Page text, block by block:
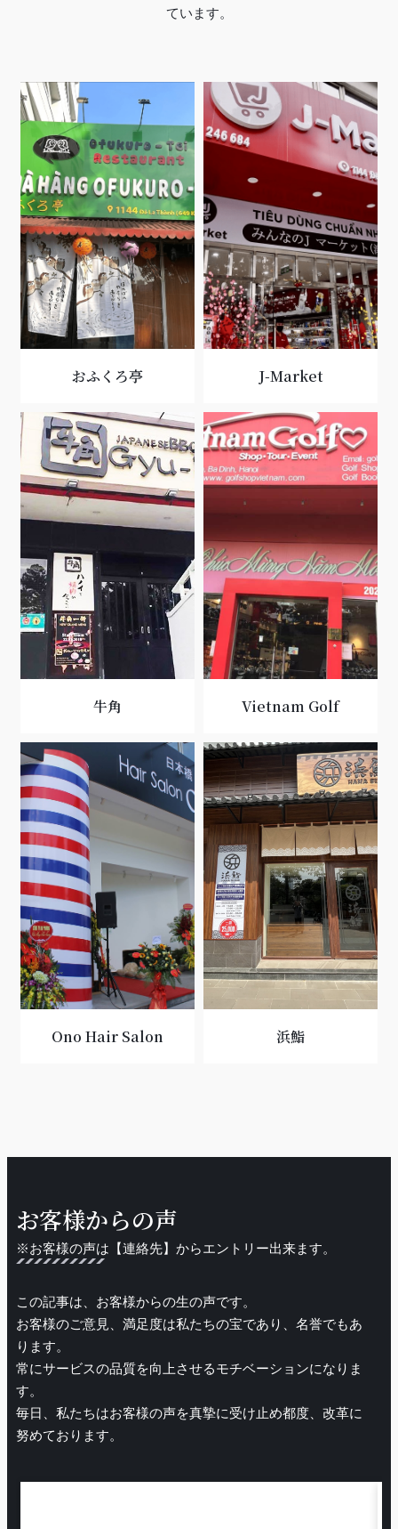
ています。
おふくろ亭 J-Market
牛角 Vietnam Golf
Ono Hair Salon 浜鮨
お客様からの声
※お客様の声は【連絡先】からエントリー出来ます。
この記事は、お客様からの生の声です。
お客様のご意見、満足度は私たちの宝であり、名誉でもあ
ります。
常にサービスの品質を向上させるモチベーションになりま
す。
毎日、私たちはお客様の声を真摯に受け止め都度、改革に
努めております。